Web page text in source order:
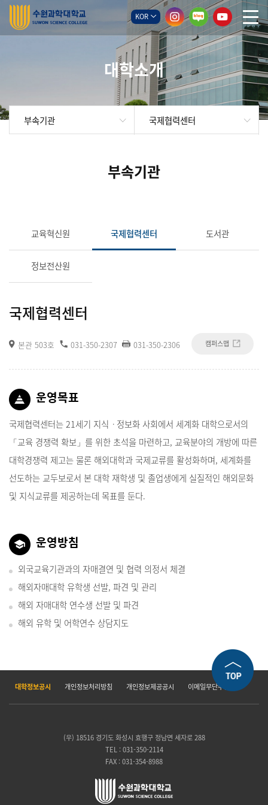
KOR
대학소개
부속기관 국제협력센터
부속기관
교육혁신원 국제협력센터 도서관
정보전산원
국제협력센터
본관 503호 031-350-2307 031-350-2306 캠퍼스맵
운영목표
국제협력센터는 21세기 지식ㆍ정보화 사회에서 세계화 대학으로서의
「교육 경쟁력 확보」를 위한 초석을 마련하고, 교육분야의 개방에 따른
대학경쟁력 제고는 물론 해외대학과 국제교류를 활성화하며, 세계화를
선도하는 교두보로서 본 대학 재학생 및 졸업생에게 실질적인 해외문화
및 지식교류를 제공하는데 목표를 둔다.
운영방침
외국교육기관과의 자매결연 및 협력 의정서 체결
해외자매대학 유학생 선발, 파견 및 관리
해외 자매대학 연수생 선발 및 파견
해외 유학 및 어학연수 상담지도
대학정보공시 개인정보처리방침 개인정보제공공시 이메일무단수집거부
(우) 18516 경기도 화성시 효행구 정남면 세자로 288
TEL : 031-350-2114
FAX : 031-354-8988